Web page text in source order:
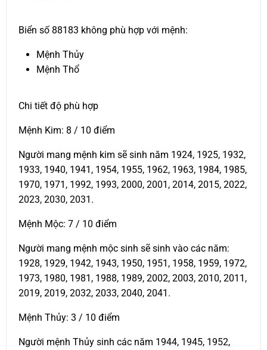
Biển số 88183 không phù hợp với mệnh:
Mệnh Thủy
Mệnh Thổ
Chi tiết độ phù hợp
Mệnh Kim: 8 / 10 điểm
Người mang mệnh kim sẽ sinh năm 1924, 1925, 1932,
1933, 1940, 1941, 1954, 1955, 1962, 1963, 1984, 1985,
1970, 1971, 1992, 1993, 2000, 2001, 2014, 2015, 2022,
2023, 2030, 2031.
Mệnh Mộc: 7 / 10 điểm
Người mang mệnh mộc sinh sẽ sinh vào các năm:
1928, 1929, 1942, 1943, 1950, 1951, 1958, 1959, 1972,
1973, 1980, 1981, 1988, 1989, 2002, 2003, 2010, 2011,
2019, 2019, 2032, 2033, 2040, 2041.
Mệnh Thủy: 3 / 10 điểm
Người mệnh Thủy sinh các năm 1944, 1945, 1952,